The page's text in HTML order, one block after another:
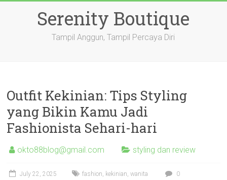
Serenity Boutique
Tampil Anggun, Tampil Percaya Diri
Outfit Kekinian: Tips Styling
yang Bikin Kamu Jadi
Fashionista Sehari-hari
okto88blog@gmail.com styling dan review
July 22, 2025 fashion, kekinian,wanita
0